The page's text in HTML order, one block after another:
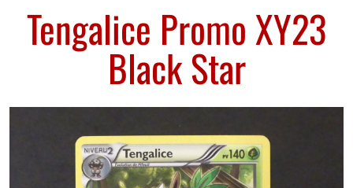
Tengalice Promo XY23
Black Star